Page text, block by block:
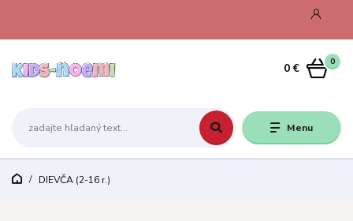
Menu
0
0 €
DIEVČA (2-16 r.)